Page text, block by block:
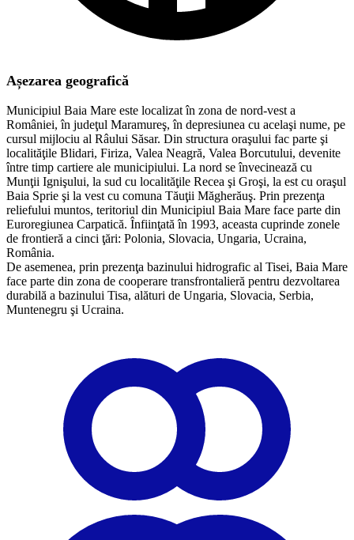
Așezarea geografică
Municipiul Baia Mare este localizat în zona de nord-vest a
României, în judeţul Maramureş, în depresiunea cu acelaşi nume, pe
cursul mijlociu al Râului Săsar. Din structura oraşului fac parte şi
localităţile Blidari, Firiza, Valea Neagră, Valea Borcutului, devenite
între timp cartiere ale municipiului. La nord se învecinează cu
Munţii Ignişului, la sud cu localităţile Recea şi Groşi, la est cu oraşul
Baia Sprie şi la vest cu comuna Tăuţii Măgherăuş. Prin prezenţa
reliefului muntos, teritoriul din Municipiul Baia Mare face parte din
Euroregiunea Carpatică. Înfiinţată în 1993, aceasta cuprinde zonele
de frontieră a cinci ţări: Polonia, Slovacia, Ungaria, Ucraina,
România.
​De asemenea, prin prezenţa bazinului hidrografic al Tisei, Baia Mare
face parte din zona de cooperare transfrontalieră pentru dezvoltarea
durabilă a bazinului Tisa, alături de Ungaria, Slovacia, Serbia,
Muntenegru şi Ucraina.